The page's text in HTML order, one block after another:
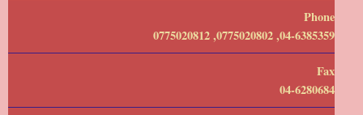
Phone
04-6385359, 0775020802, 0775020812
Fax
04-6280684